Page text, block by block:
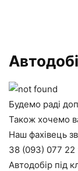
Будемо раді
Також хочемо
Наш фахівець
38 (093) 077 22
Автодобір під